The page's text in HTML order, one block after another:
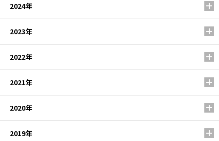
2024年
2023年
2022年
2021年
2020年
2019年